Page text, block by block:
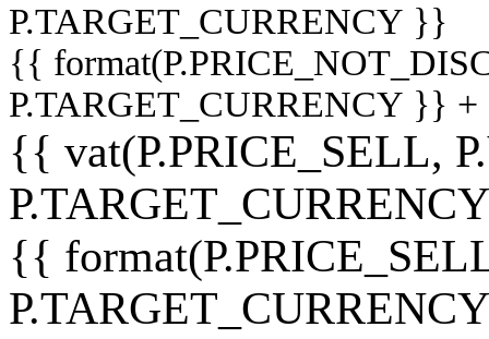
P.TARGET_CURRENCY }}
{{
P.TARGET_CURRENCY }}
{{ vat(P.PRICE_SELL,
{{